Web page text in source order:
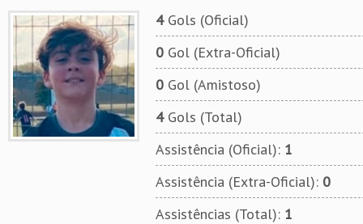
4Gols (Oficial)
0Gol (Extra-Oficial)
0Gol (Amistoso)
4Gols (Total)
Assistência (Oficial): 1
Assistência (Extra-Oficial): 0
Assistências (Total): 1